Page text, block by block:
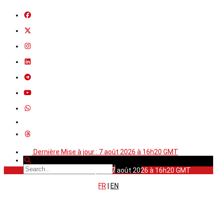
Dernière Mise à jour : 7 août 2026 à 16h20 GMT
Dernière Mise à jour : 7 août 2026 à 16h20 GMT
FR
EN